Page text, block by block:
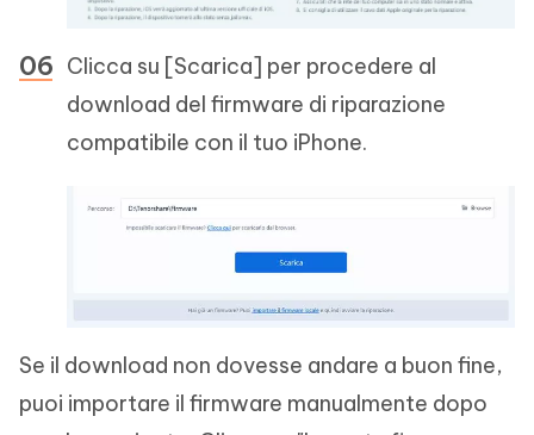
Clicca su [Scarica] per procedere al
download del firmware di riparazione
compatibile con il tuo iPhone.
Se il download non dovesse andare a buon fine,
puoi importare il firmware manualmente dopo